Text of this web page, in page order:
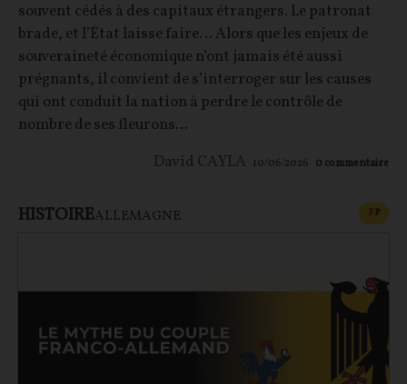
souvent cédés à des capitaux étrangers. Le patronat
brade, et l’État laisse faire… Alors que les enjeux de
souveraineté économique n’ont jamais été aussi
prégnants, il convient de s’interroger sur les causes
qui ont conduit la nation à perdre le contrôle de
nombre de ses fleurons...
David CAYLA 10/06/2026 0 commentaire
HISTOIREALLEMAGNE FP